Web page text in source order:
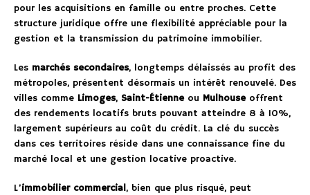
pour les acquisitions en famille ou entre proches. Cette
structure juridique offre une flexibilité appréciable pour la
gestion et la transmission du patrimoine immobilier.
Les marchés secondaires, longtemps délaissés au profit des
métropoles, présentent désormais un intérêt renouvelé. Des
villes comme Limoges, Saint-Étienneou Mulhouseoffrent
des rendements locatifs bruts pouvant atteindre 8 à 10%,
largement supérieurs au coût du crédit. La clé du succès
dans ces territoires réside dans une connaissance fine du
marché local et une gestion locative proactive.
L’immobilier commercial, bien que plus risqué, peut